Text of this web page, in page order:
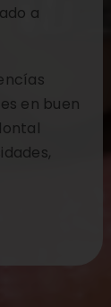
a
en buen